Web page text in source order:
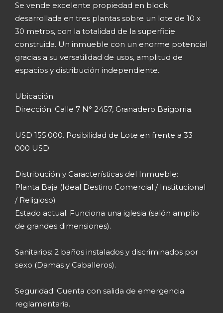
Se vende excelente propiedad en block
desarrollada en tres plantas sobre un lote de 10 x
30 metros, con la totalidad de la superficie
construida. Un inmueble con un enorme potencial
gracias a su versatilidad de usos, amplitud de
espacios y distribución independiente.
Ubicación
Dirección: Calle 7 N° 2457, Granadero Baigorria.
USD 155.000. Posibilidad de Lote en frente a 33
000 USD
Distribución y Características del Inmueble:
Planta Baja (Ideal Destino Comercial / Institucional
/ Religioso)
Estado actual: Funciona una iglesia (salón amplio
de grandes dimensiones).
Sanitarios: 2 baños instalados y discriminados por
sexo (Damas y Caballeros).
Seguridad: Cuenta con salida de emergencia
reglamentaria.